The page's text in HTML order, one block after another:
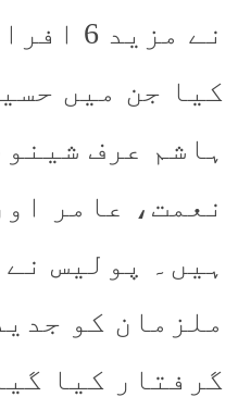
نے
کیا جن میں
ہاشم عرف
نعمت، عامر
ہیں۔ پولیس
ملزمان کو
گرفتار کیا